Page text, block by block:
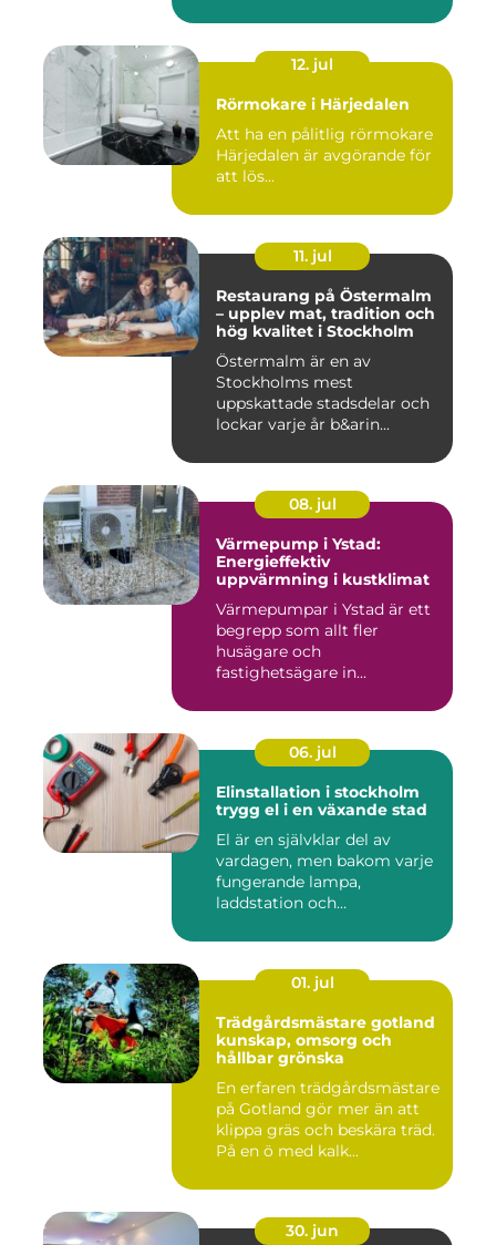
12. jul
Rörmokare i Härjedalen
Att ha en pålitlig rörmokare
Härjedalen är avgörande för
att lös...
11. jul
Restaurang på Östermalm
– upplev mat, tradition och
hög kvalitet i Stockholm
Östermalm är en av
Stockholms mest
uppskattade stadsdelar och
lockar varje år b&arin...
08. jul
Värmepump i Ystad:
Energieffektiv
uppvärmning i kustklimat
Värmepumpar i Ystad är ett
begrepp som allt fler
husägare och
fastighetsägare in...
06. jul
Elinstallation i stockholm
trygg el i en växande stad
El är en självklar del av
vardagen, men bakom varje
fungerande lampa,
laddstation och
01. jul
Trädgårdsmästare gotland
kunskap, omsorg och
hållbar grönska
En erfaren trädgårdsmästare
på Gotland gör mer än att
klippa gräs och beskära träd.
På en ö med kalk...
30. jun